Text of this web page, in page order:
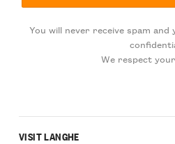
You will never receive spam
We respect
VISIT LANGHE